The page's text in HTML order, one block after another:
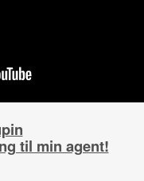
til min agent!